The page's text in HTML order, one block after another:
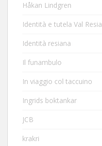
Håkan Lindgren
Identità e tutela Val Resia
Identità resiana
Il funambulo
In viaggio col taccuino
Ingrids boktankar
JCB
krakri